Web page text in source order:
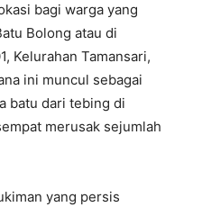
bagi warga yang
Bolong atau di
Kelurahan Tamansari,
ini muncul sebagai
batu dari tebing di
merusak sejumlah
yang persis